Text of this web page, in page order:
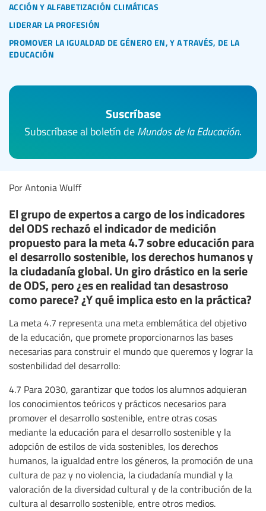
acción y alfabetización climáticas
liderar la profesión
promover la igualdad de género en, y a través, de la
educación
Suscríbase
Subscríbase al boletín de Mundos de la Educación.
Por Antonia Wulff
El grupo de expertos a cargo de los indicadores
del ODS rechazó el indicador de medición
propuesto para la meta 4.7 sobre educación para
el desarrollo sostenible, los derechos humanos y
la ciudadanía global. Un giro drástico en la serie
de ODS, pero ¿es en realidad tan desastroso
como parece? ¿Y qué implica esto en la práctica?
La meta 4.7 representa una meta emblemática del objetivo
de la educación, que promete proporcionarnos las bases
necesarias para construir el mundo que queremos y lograr la
sostenbilidad del desarrollo:
4.7 Para 2030, garantizar que todos los alumnos adquieran
los conocimientos teóricos y prácticos necesarios para
promover el desarrollo sostenible, entre otras cosas
mediante la educación para el desarrollo sostenible y la
adopción de estilos de vida sostenibles, los derechos
humanos, la igualdad entre los géneros, la promoción de una
cultura de paz y no violencia, la ciudadanía mundial y la
valoración de la diversidad cultural y de la contribución de la
cultura al desarrollo sostenible, entre otros medios.